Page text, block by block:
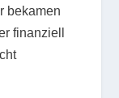
bekamen
finanziell